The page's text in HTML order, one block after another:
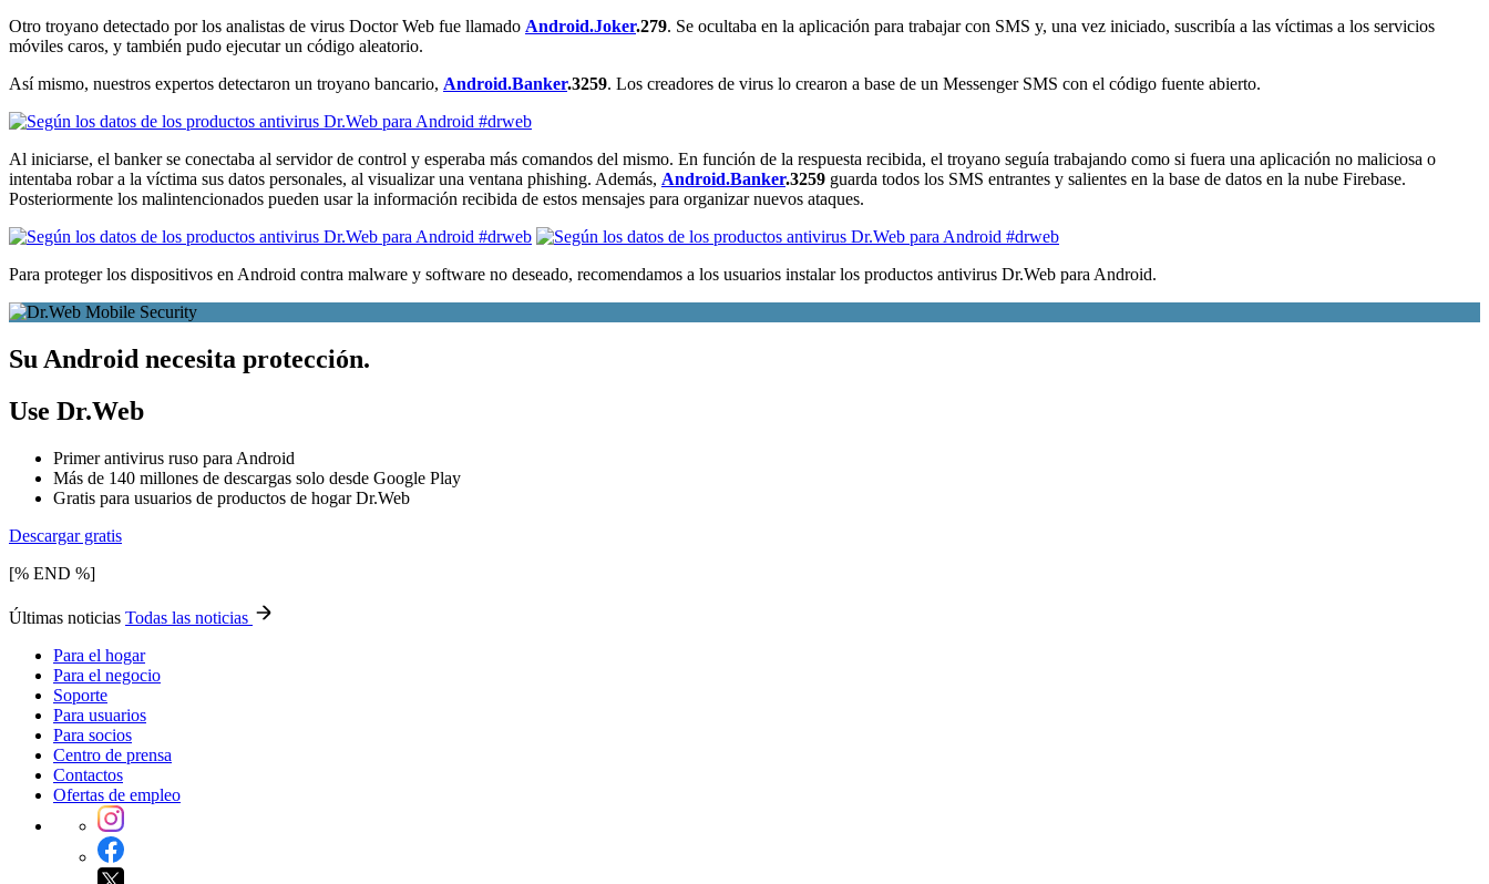
Otro troyano detectado por los analistas de virus Doctor Web fue llamado Android.Joker.279. Se ocultaba en la aplicación para trabajar con SMS y, una vez iniciado, suscribía a las víctimas a los servicios
móviles caros, y también pudo ejecutar un código aleatorio.
Así mismo, nuestros expertos detectaron un troyano bancario, Android.Banker.3259. Los creadores de virus lo crearon a base de un Messenger SMS con el código fuente abierto.
Al iniciarse, el banker se conectaba al servidor de control y esperaba más comandos del mismo. En función de la respuesta recibida, el troyano seguía trabajando como si fuera una aplicación no maliciosa o
intentaba robar a la víctima sus datos personales, al visualizar una ventana phishing. Además, Android.Banker.3259 guarda todos los SMS entrantes y salientes en la base de datos en la nube Firebase.
Posteriormente los malintencionados pueden usar la información recibida de estos mensajes para organizar nuevos ataques.
Para proteger los dispositivos en Android contra malware y software no deseado, recomendamos a los usuarios instalar los productos antivirus Dr.Web para Android.
Su Android necesita protección.
Use Dr.Web
Primer antivirus ruso para Android
Más de 140 millones de descargas solo desde Google Play
Gratis para usuarios de productos de hogar Dr.Web
Descargar gratis
[% END %]
Últimas noticias Todas las noticias
Para el hogar
Para el negocio
Soporte
Para usuarios
Para socios
Centro de prensa
Contactos
Ofertas de empleo